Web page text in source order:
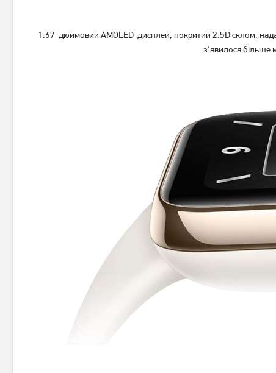
Немає в наявності Немає в наявності
Фітнес-браслет Xiaomi Mi
Smart Band 8 Graphite Black
(996386)
Немає в наявності
1.67-дюймовий AMOLED-дисплей, покритий 2.5D склом,
з'явилося більше